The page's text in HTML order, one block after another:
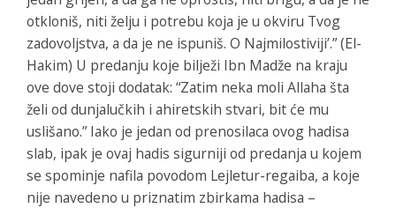
otkloniš, niti želju i potrebu koja je u okviru Tvog
zadovoljstva, a da je ne ispuniš. O Najmilostiviji’.” (El-
Hakim) U predanju koje bilježi Ibn Madže na kraju
ove dove stoji dodatak: “Zatim neka moli Allaha šta
želi od dunjalučkih i ahiretskih stvari, bit će mu
uslišano.” Iako je jedan od prenosilaca ovog hadisa
slab, ipak je ovaj hadis sigurniji od predanja u kojem
se spominje nafila povodom Lejletur-regaiba, a koje
nije navedeno u priznatim zbirkama hadisa –